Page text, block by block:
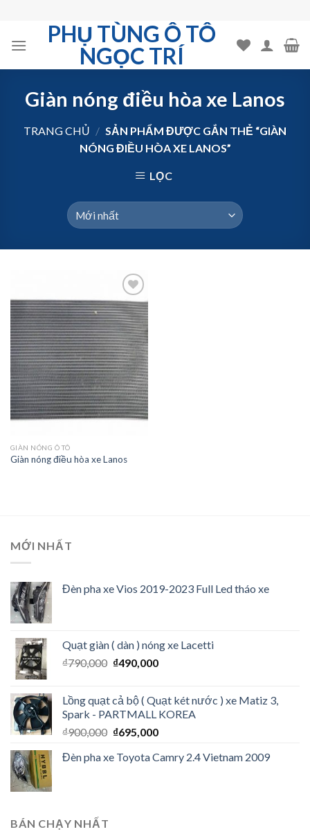
content
PHỤ TÙNG Ô TÔ
NGỌC TRÍ
Giàn nóng điều hòa xe Lanos
TRANG CHỦ / SẢN PHẨM ĐƯỢC GẮN THẺ “GIÀN
NÓNG ĐIỀU HÒA XE LANOS”
LỌC
Add to
Wishlist
GIÀN NÓNG Ô TÔ
Giàn nóng điều hòa xe Lanos
MỚI NHẤT
Đèn pha xe Vios 2019-2023 Full Led tháo xe
Quạt giàn ( dàn ) nóng xe Lacetti
₫790,000 ₫490,000
Lồng quạt cả bộ ( Quạt két nước ) xe Matiz 3,
Spark - PARTMALL KOREA
₫900,000 ₫695,000
Đèn pha xe Toyota Camry 2.4 Vietnam 2009
BÁN CHẠY NHẤT